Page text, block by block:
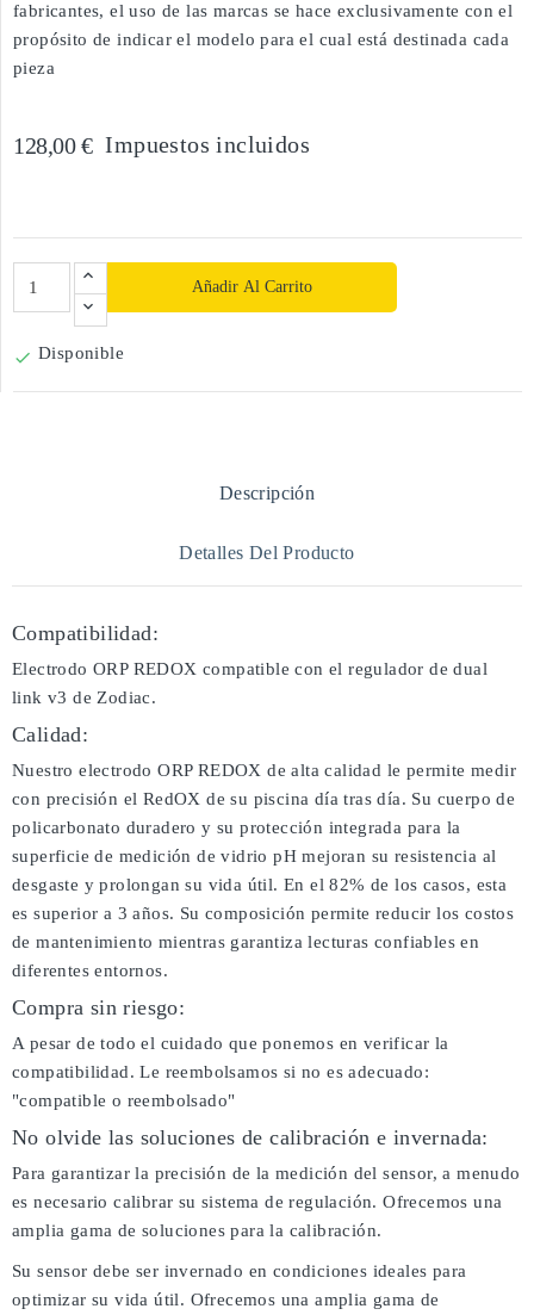
fabricantes, el uso de las marcas se hace exclusivamente con el
propósito de indicar el modelo para el cual está destinada cada
pieza
128,00 € Impuestos incluidos
Añadir Al Carrito
 Disponible
Descripción
Detalles Del Producto
Compatibilidad:
Electrodo ORP REDOX compatible con el regulador de dual
link v3 de Zodiac.
Calidad:
Nuestro electrodo ORP REDOX de alta calidad le permite medir
con precisión el RedOX de su piscina día tras día. Su cuerpo de
policarbonato duradero y su protección integrada para la
superficie de medición de vidrio pH mejoran su resistencia al
desgaste y prolongan su vida útil. En el 82% de los casos, esta
es superior a 3 años. Su composición permite reducir los costos
de mantenimiento mientras garantiza lecturas confiables en
diferentes entornos.
Compra sin riesgo:
A pesar de todo el cuidado que ponemos en verificar la
compatibilidad. Le reembolsamos si no es adecuado:
"compatible o reembolsado"
No olvide las soluciones de calibración e invernada:
Para garantizar la precisión de la medición del sensor, a menudo
es necesario calibrar su sistema de regulación. Ofrecemos una
amplia gama de soluciones para la calibración.
Su sensor debe ser invernado en condiciones ideales para
optimizar su vida útil. Ofrecemos una amplia gama de